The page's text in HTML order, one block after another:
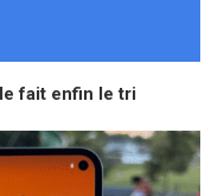
fait enfin le tri